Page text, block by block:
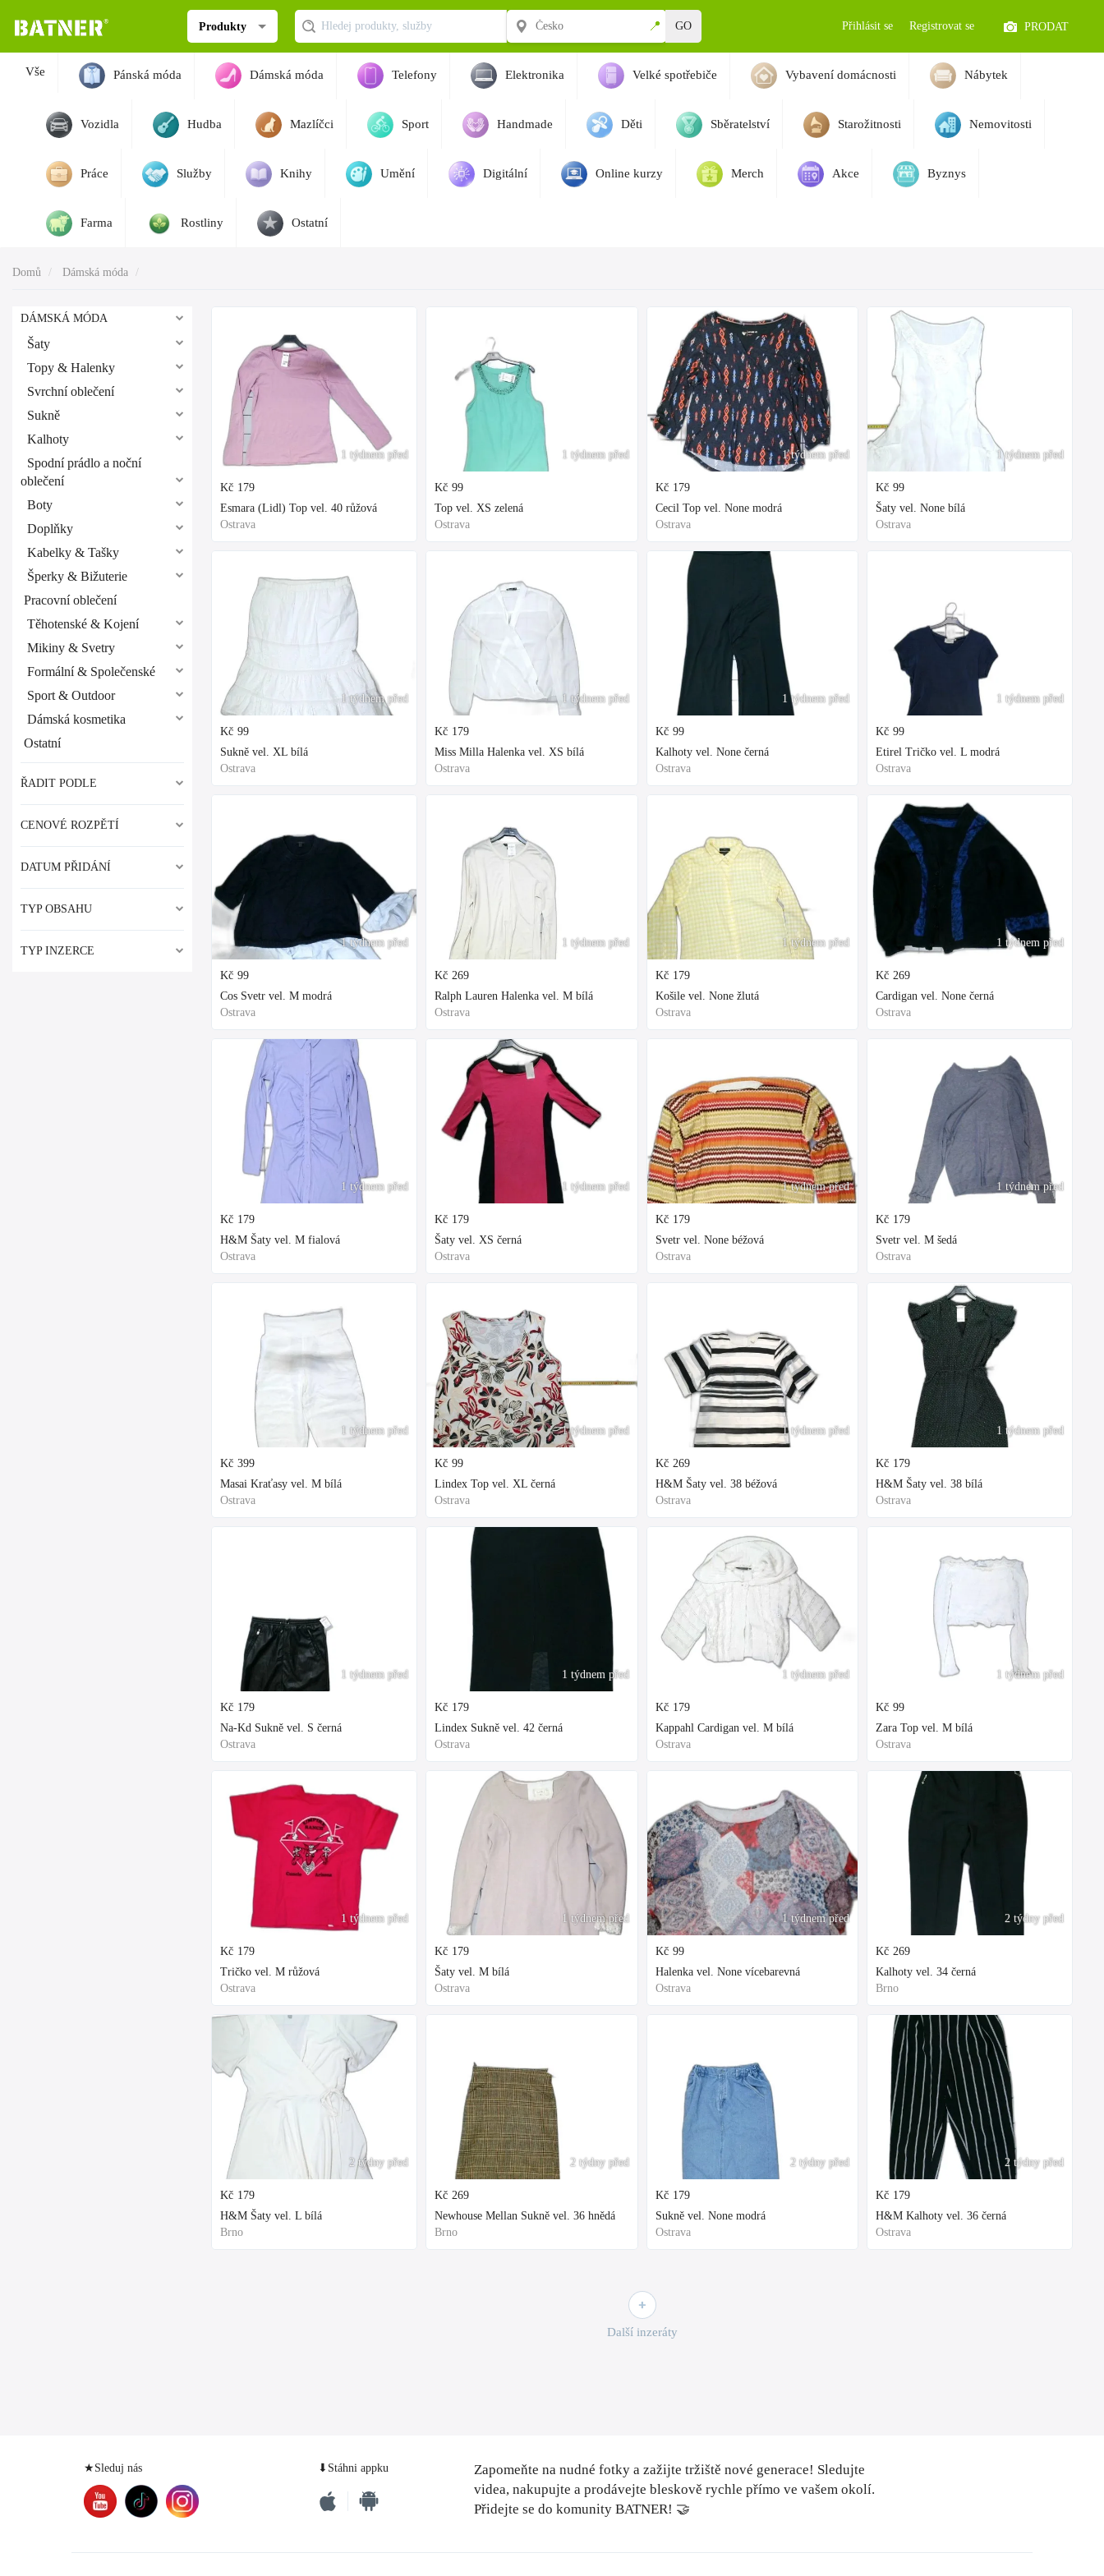
Produkty 📍 GO Přihlásit se Registrovat se PRODAT
Vše Pánská móda Dámská móda Telefony Elektronika Velké spotřebiče Vybavení domácnosti Nábytek
Vozidla Hudba Mazlíčci Sport Handmade Děti Sběratelství Starožitnosti Nemovitosti
Práce Služby Knihy Umění Digitální Online kurzy Merch Akce Byznys
Farma Rostliny Ostatní
Domů Dámská móda
DÁMSKÁ MÓDA
Šaty
Topy & Halenky
Svrchní oblečení
Sukně
Kalhoty
Spodní prádlo a noční
oblečení
Boty
Doplňky
Kabelky & Tašky
Šperky & Bižuterie
Pracovní oblečení
Těhotenské & Kojení
Mikiny & Svetry
Formální & Společenské
Sport & Outdoor
Dámská kosmetika
Ostatní
ŘADIT PODLE
CENOVÉ ROZPĚTÍ
DATUM PŘIDÁNÍ
TYP OBSAHU
TYP INZERCE
1 týdnem před
Kč 179
Esmara (Lidl) Top vel. 40 růžová
Ostrava
1 týdnem před
Kč 99
Sukně vel. XL bílá
Ostrava
1 týdnem před
Kč 99
Cos Svetr vel. M modrá
Ostrava
1 týdnem před
Kč 179
H&M Šaty vel. M fialová
Ostrava
1 týdnem před
Kč 399
Masai Kraťasy vel. M bílá
Ostrava
1 týdnem před
Kč 179
Na-Kd Sukně vel. S černá
Ostrava
1 týdnem před
Kč 179
Tričko vel. M růžová
Ostrava
2 týdny před
Kč 179
H&M Šaty vel. L bílá
Brno
1 týdnem před
Kč 99
Top vel. XS zelená
Ostrava
1 týdnem před
Kč 179
Miss Milla Halenka vel. XS bílá
Ostrava
1 týdnem před
Kč 269
Ralph Lauren Halenka vel. M bílá
Ostrava
1 týdnem před
Kč 179
Šaty vel. XS černá
Ostrava
1 týdnem před
Kč 99
Lindex Top vel. XL černá
Ostrava
1 týdnem před
Kč 179
Lindex Sukně vel. 42 černá
Ostrava
1 týdnem před
Kč 179
Šaty vel. M bílá
Ostrava
2 týdny před
Kč 269
Newhouse Mellan Sukně vel. 36 hnědá
Brno
1 týdnem před
Kč 179
Cecil Top vel. None modrá
Ostrava
1 týdnem před
Kč 99
Kalhoty vel. None černá
Ostrava
1 týdnem před
Kč 179
Košile vel. None žlutá
Ostrava
1 týdnem před
Kč 179
Svetr vel. None béžová
Ostrava
1 týdnem před
Kč 269
H&M Šaty vel. 38 béžová
Ostrava
1 týdnem před
Kč 179
Kappahl Cardigan vel. M bílá
Ostrava
1 týdnem před
Kč 99
Halenka vel. None vícebarevná
Ostrava
2 týdny před
Kč 179
Sukně vel. None modrá
Ostrava
1 týdnem před
Kč 99
Šaty vel. None bílá
Ostrava
1 týdnem před
Kč 99
Etirel Tričko vel. L modrá
Ostrava
1 týdnem před
Kč 269
Cardigan vel. None černá
Ostrava
1 týdnem před
Kč 179
Svetr vel. M šedá
Ostrava
1 týdnem před
Kč 179
H&M Šaty vel. 38 bílá
Ostrava
1 týdnem před
Kč 99
Zara Top vel. M bílá
Ostrava
2 týdny před
Kč 269
Kalhoty vel. 34 černá
Brno
2 týdny před
Kč 179
H&M Kalhoty vel. 36 černá
Ostrava
Další inzeráty
★Sleduj nás ⬇Stáhni appku
Zapomeňte na nudné fotky a zažijte tržiště nové generace! Sledujte
videa, nakupujte a prodávejte bleskově rychle přímo ve vašem okolí.
Přidejte se do komunity BATNER! 🤝